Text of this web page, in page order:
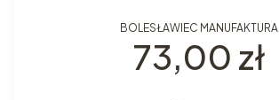
BOLESŁAWIEC MANUFAKTURA
Cena
73,00 zł